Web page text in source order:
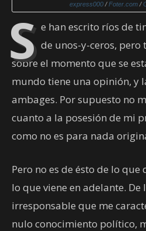
express000 /Foter.com /
S e han escrito ríos de
de unos-y-ceros, pero
sobre el momento que se
mundo tiene una opinión, y
ambages. Por supuesto no
cuanto a la posesión de mi
como no es para nada
Pero no es de ésto de lo
lo que viene en adelante. De
irresponsable que me
nulo conocimiento político,